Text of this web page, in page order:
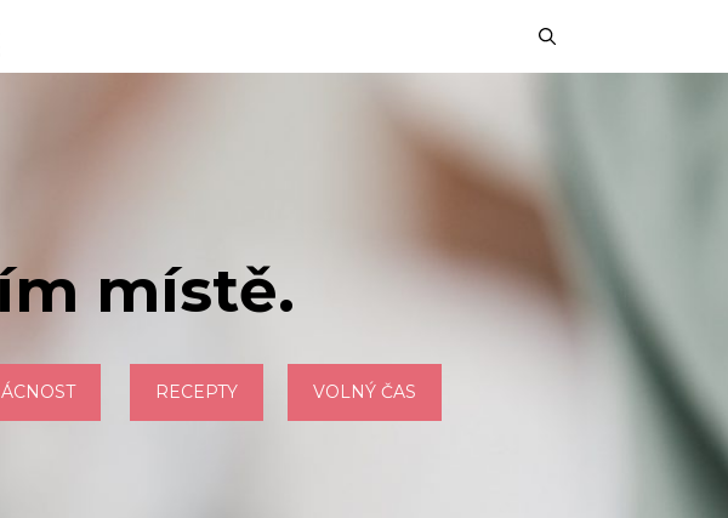
místě.
RECEPTY VOLNÝ ČAS